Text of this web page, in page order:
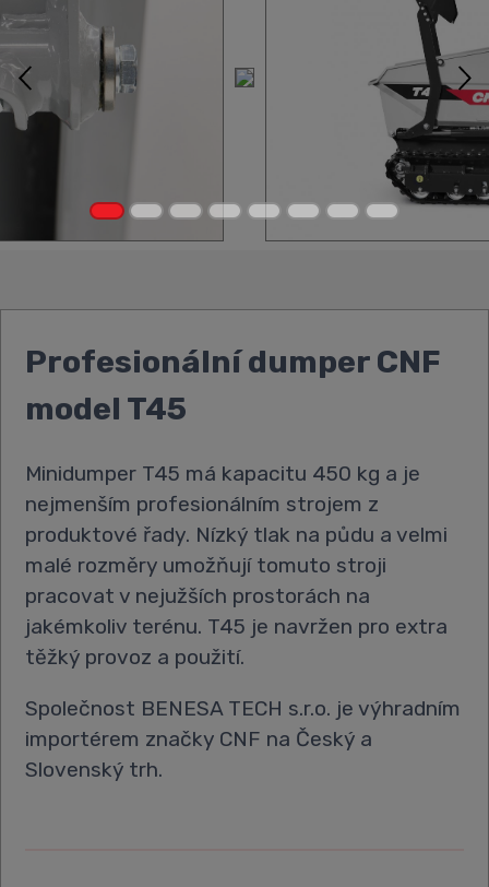
Profesionální dumper CNF
model T45
Minidumper T45 má kapacitu 450 kg a je
nejmenším profesionálním strojem z
produktové řady. Nízký tlak na půdu a velmi
malé rozměry umožňují tomuto stroji
pracovat v nejužších prostorách na
jakémkoliv terénu. T45 je navržen pro extra
těžký provoz a použití.
Společnost BENESA TECH s.r.o. je výhradním
importérem značky CNF na Český a
Slovenský trh.